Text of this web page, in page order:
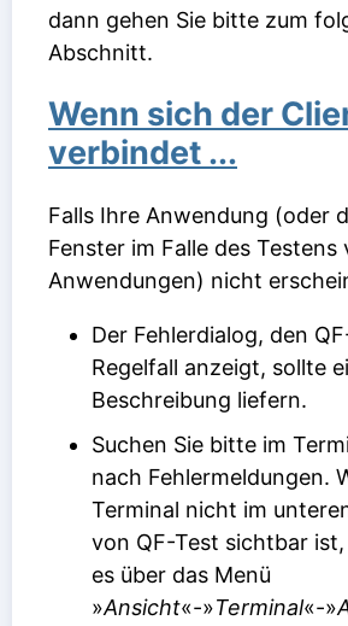
dann gehen Sie bitte zum
Abschnitt.
Wenn sich der
verbindet ...
Falls Ihre Anwendung (oder
Fenster im Falle des Testens
Anwendungen) nicht
Der Fehlerdialog, den
Regelfall anzeigt, sollte
Beschreibung liefern.
Suchen Sie bitte im
nach Fehlermeldungen.
Terminal nicht im
von QF-Test sichtbar
es über das Menü
»Ansicht«-»Terminal«-»